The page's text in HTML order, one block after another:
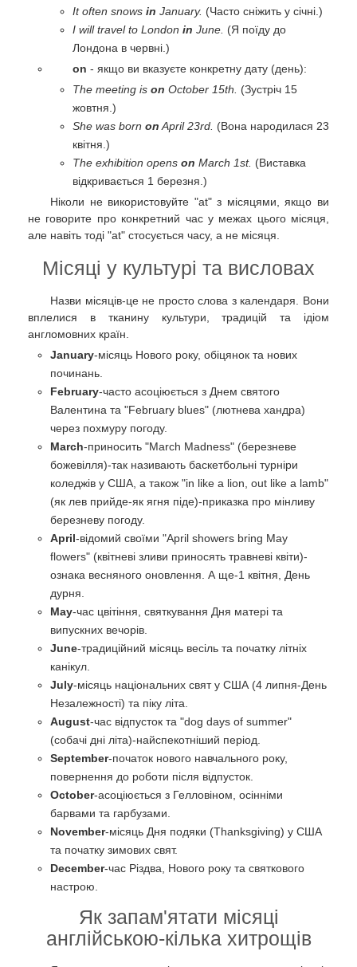
It often snows in January. (Часто сніжить у січні.)
I will travel to London in June. (Я поїду до
Лондона в червні.)
on - якщо ви вказуєте конкретну дату (день):
The meeting is on October 15th.
(Зустріч 15
жовтня.)
She was born on April 23rd. (Вона народилася 23
квітня.)
The exhibition opens on March 1st. (Виставка
відкривається 1 березня.)
Ніколи не використовуйте "at" з місяцями, якщо ви
не говорите про конкретний час у межах цього місяця,
але навіть тоді "at" стосується часу, а не місяця.
Місяці у культурі та висловах
Назви місяців-це не просто слова з календаря. Вони
вплелися в тканину культури, традицій та ідіом
англомовних країн.
January-місяць Нового року, обіцянок та нових
починань.
February-часто асоціюється з Днем святого
Валентина та "February blues" (лютнева хандра)
через похмуру погоду.
March-приносить "March Madness" (березневе
божевілля)-так називають баскетбольні турніри
коледжів у США, а також "in like a lion, out like a lamb"
(як лев прийде-як ягня піде)-приказка про мінливу
березневу погоду.
April-відомий своїми "April showers bring May
flowers" (квітневі зливи приносять травневі квіти)-
ознака весняного оновлення. А ще-1 квітня, День
дурня.
May-час цвітіння, святкування Дня матері та
випускних вечорів.
June-традиційний місяць весіль та початку літніх
канікул.
July-місяць національних свят у США (4 липня-День
Незалежності) та піку літа.
August-час відпусток та "dog days of summer"
(собачі дні літа)-найспекотніший період.
September-початок нового навчального року,
повернення до роботи після відпусток.
October-асоціюється з Гелловіном, осінніми
барвами та гарбузами.
November-місяць Дня подяки (Thanksgiving) у США
та початку зимових свят.
December-час Різдва, Нового року та святкового
настрою.
Як запам'ятати місяці
англійською-кілька хитрощів